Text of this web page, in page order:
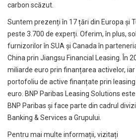
carbon scăzut.
Suntem prezenți în 17 țări din Europa și
peste 3.700 de experți. Oferim, în plus,
furnizorilor în SUA și Canada în
China prin Jiangsu Financial Leasing. În
miliarde euro prin finanțarea activelor,
portofoliu de active finanțate prin
euro. BNP Paribas Leasing Solutions
BNP Paribas și face parte din cadrul
Banking & Services a Grupului.
Pentru mai multe informații, vizitați